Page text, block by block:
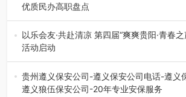
优质民办高职盘点
在贵州省高考志愿填报体系中，200至300
的省内工科、新能源汽车…
以乐会友·共赴清凉 第四届“爽爽贵阳·青春
活动启动
七月的贵阳，清风送爽，第四届“爽爽贵阳·
弦乐（合唱）艺术交流活动…
贵州遵义保安公司-遵义保安公司电话-遵义
遵义狼伍保安公司-20年专业安保服务